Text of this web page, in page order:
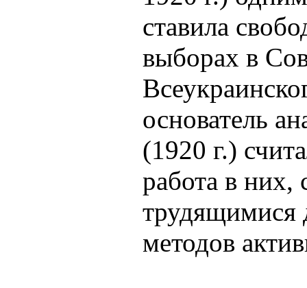
ставила
выборах в
основатель
(1920 г.)
работа в них,
трудящимися
методов